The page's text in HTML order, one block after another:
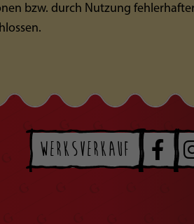
bzw. durch Nutzung
Werksverkauf